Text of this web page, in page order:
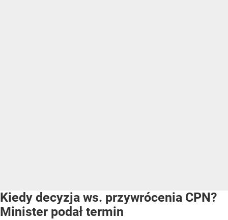
Kiedy decyzja ws. przywrócenia CPN?
Minister podał termin